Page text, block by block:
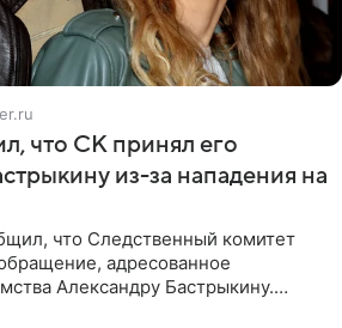
что СК принял его
из-за нападения на
что Следственный комитет
адресованное
Александру Бастрыкину.